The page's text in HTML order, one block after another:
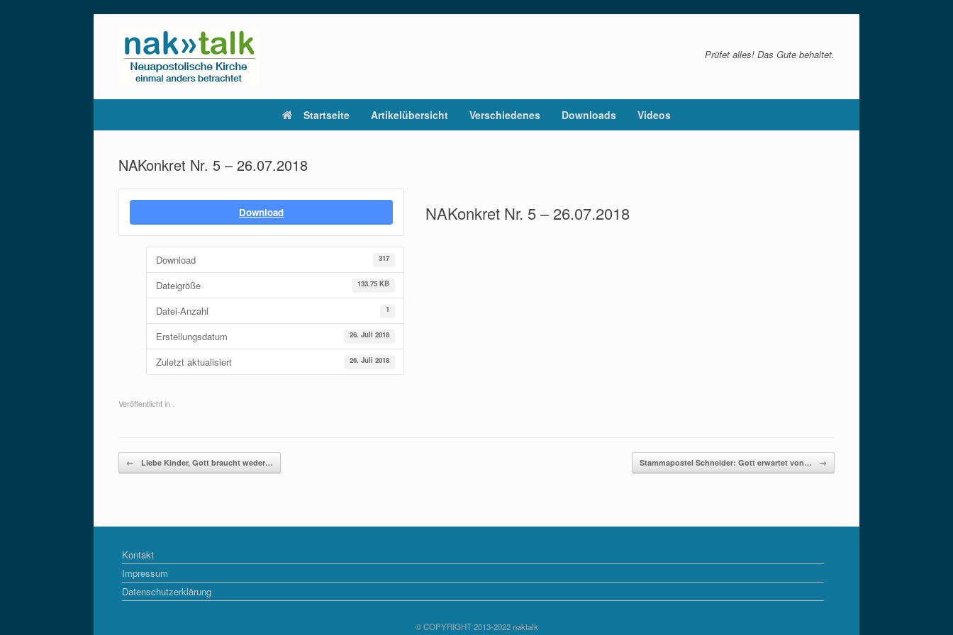
Prüfet alles! Das Gute behaltet.
Startseite Artikelübersicht Verschiedenes Downloads Videos
NAKonkret Nr. 5 – 26.07.2018
Download
Download 317
Dateigröße 133.75 KB
Datei-Anzahl 1
Erstellungsdatum 26. Juli 2018
Zuletzt aktualisiert 26. Juli 2018
NAKonkret Nr. 5 – 26.07.2018
Veröffentlicht in .
Beitragsnavigation
← Liebe Kinder, Gott braucht weder… Stammapostel Schneider: Gott erwartet von… →
Kontakt
Impressum
Datenschutzerklärung
© COPYRIGHT 2013-2022 naktalk